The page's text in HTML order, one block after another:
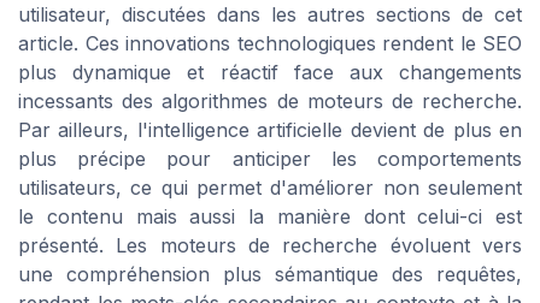
utilisateur, discutées dans les autres sections de cet
article. Ces innovations technologiques rendent le SEO
plus dynamique et réactif face aux changements
incessants des algorithmes de moteurs de recherche.
Par ailleurs, l'intelligence artificielle devient de plus en
plus précipe pour anticiper les comportements
utilisateurs, ce qui permet d'améliorer non seulement
le contenu mais aussi la manière dont celui-ci est
présenté. Les moteurs de recherche évoluent vers
une compréhension plus sémantique des requêtes,